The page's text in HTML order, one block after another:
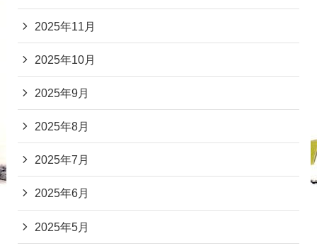
2025年11月
2025年10月
2025年9月
2025年8月
2025年7月
2025年6月
2025年5月